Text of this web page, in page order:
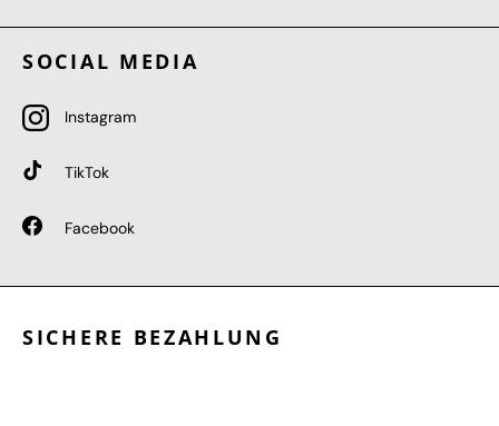
SOCIAL MEDIA
Instagram
TikTok
Facebook
SICHERE BEZAHLUNG